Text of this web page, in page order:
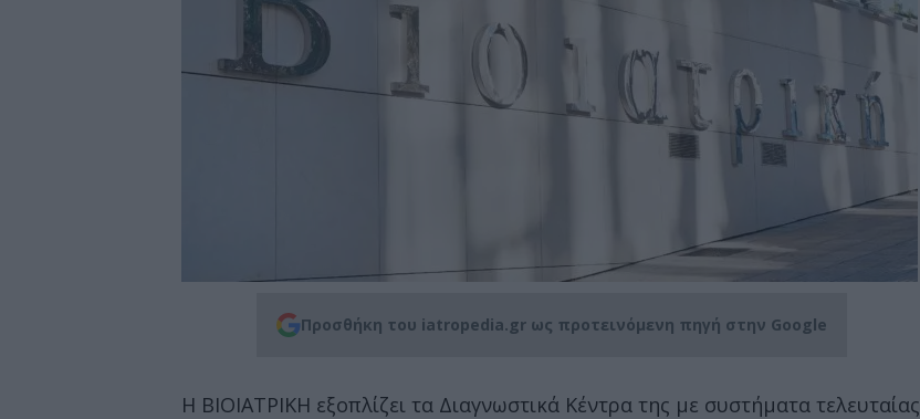
Προσθήκη του iatropedia.gr ως προτεινόμενη πηγή στην Google
Η ΒΙΟΙΑΤΡΙΚΗ εξοπλίζει τα Διαγνωστικά Κέντρα της με συστήματα τελευταίας